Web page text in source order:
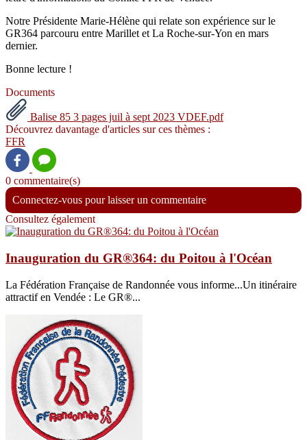
Notre Présidente Marie-Hélène qui relate son expérience sur le
GR364 parcouru entre Marillet et La Roche-sur-Yon en mars
dernier.
Bonne lecture !
Documents
Balise 85 3 pages juil à sept 2023 VDEF.pdf
Découvrez davantage d'articles sur ces thèmes :
FFR
0 commentaire(s)
Connectez-vous pour laisser un commentaire
Consultez également
Inauguration du GR®364: du Poitou à l'Océan
La Fédération Française de Randonnée vous informe...Un itinéraire
attractif en Vendée : Le GR®...